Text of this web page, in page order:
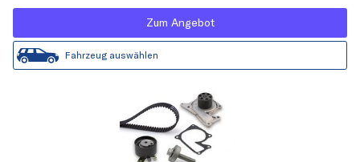
Zum Angebot
Fahrzeug auswählen